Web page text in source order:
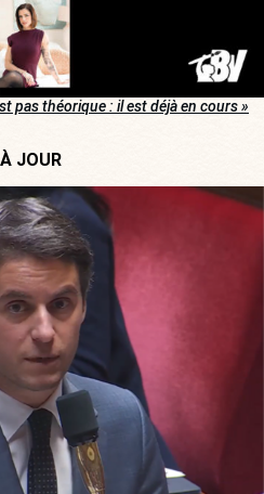
pas théorique : il est déjà en cours »
JOUR